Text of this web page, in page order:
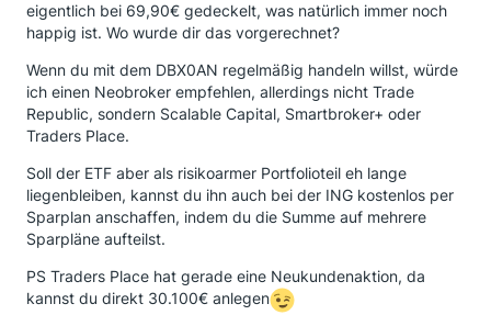
eigentlich bei 69,90€ gedeckelt, was natürlich immer noch
happig ist. Wo wurde dir das vorgerechnet?
Wenn du mit dem DBX0AN regelmäßig handeln willst, würde
ich einen Neobroker empfehlen, allerdings nicht Trade
Republic, sondern Scalable Capital, Smartbroker+ oder
Traders Place.
Soll der ETF aber als risikoarmer Portfolioteil eh lange
liegenbleiben, kannst du ihn auch bei der ING kostenlos per
Sparplan anschaffen, indem du die Summe auf mehrere
Sparpläne aufteilst.
PS Traders Place hat gerade eine Neukundenaktion, da
kannst du direkt 30.100€ anlegen